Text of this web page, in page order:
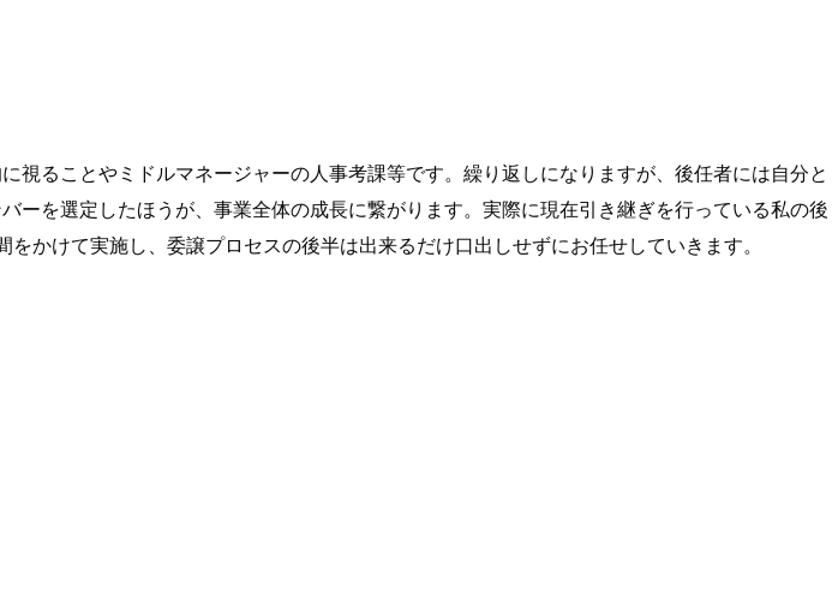
ることやミドルマネージャーの人事考課等です。繰り返しになりますが、後任者には自分と
を選定したほうが、事業全体の成長に繋がります。実際に現在引き継ぎを行っている私の後
かけて実施し、委譲プロセスの後半は出来るだけ口出しせずにお任せしていきます。